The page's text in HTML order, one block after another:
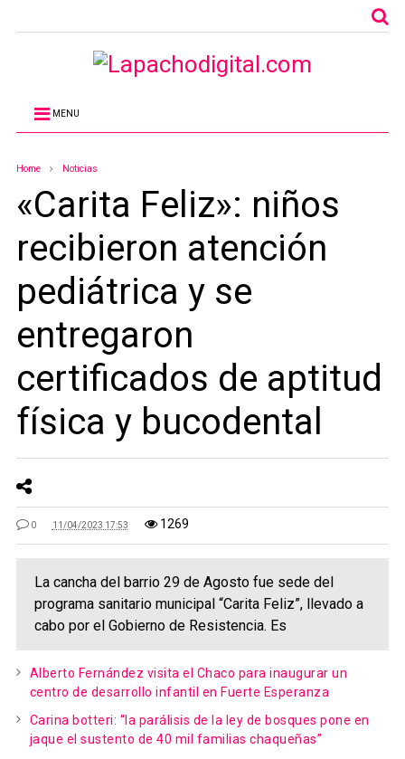
MENU
Home Noticias
«Carita Feliz»: niños
recibieron atención
pediátrica y se
entregaron
certificados de aptitud
física y bucodental
0 11/04/2023 17:53 1269
La cancha del barrio 29 de Agosto fue sede del
programa sanitario municipal “Carita Feliz”, llevado a
cabo por el Gobierno de Resistencia. Es
Alberto Fernández visita el Chaco para inaugurar un
centro de desarrollo infantil en Fuerte Esperanza
Carina botteri: “la parálisis de la ley de bosques pone en
jaque el sustento de 40 mil familias chaqueñas”